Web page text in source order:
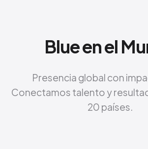
Blue en el
Presencia global con
Conectamos talento y
20 países.